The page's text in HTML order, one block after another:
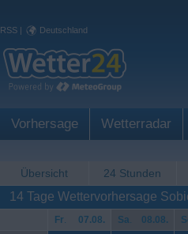
RSS | Deutschland
Vorhersage Wetterradar
Übersicht 24 Stunden
14 Tage Wettervorhersage
Fr. 07.08. Sa. 08.08.